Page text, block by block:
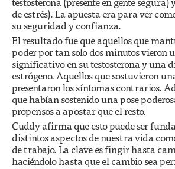
de estrés). La apuesta era para ver
su seguridad y confianza.
El resultado fue que aquellos que
poder por tan solo dos minutos vieron
significativo en su testosterona y una
estrógeno. Aquellos que sostuvieron
presentaron los síntomas contrarios.
que habían sostenido una pose
propensos a apostar que el resto.
Cuddy afirma que esto puede ser
distintos aspectos de nuestra vida
de trabajo. La clave es fingir hasta
haciéndolo hasta que el cambio sea